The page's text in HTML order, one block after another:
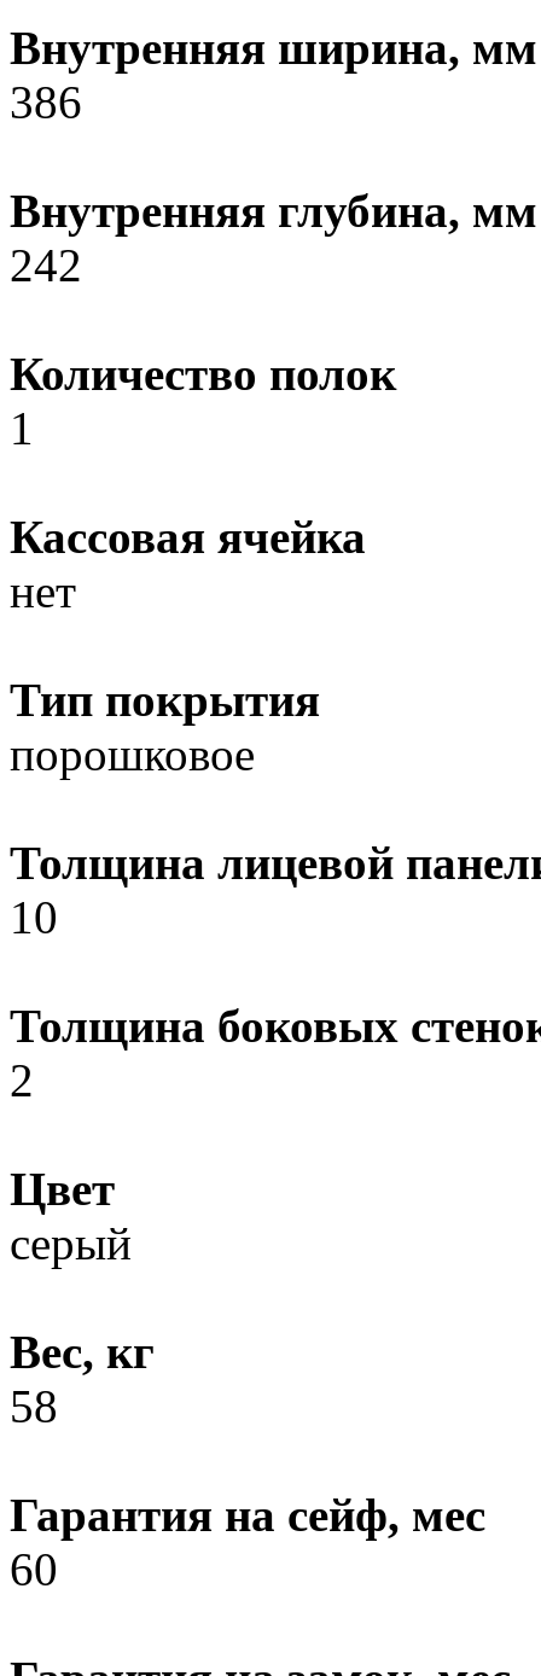
Внутренняя ширина, мм
386
Внутренняя глубина, мм
242
Количество полок
1
Кассовая ячейка
нет
Тип покрытия
порошковое
Толщина лицевой
10
Толщина боковых
2
Цвет
серый
Вес, кг
58
Гарантия на сейф, мес
60